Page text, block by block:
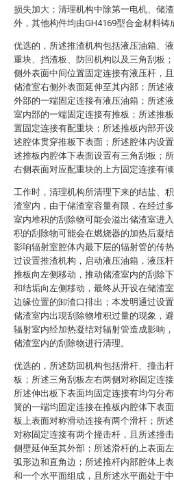
损失加大；清理机构中除第一电机、储
外，其他构件均由GH4169型合金材料铸
优选的，所述推渣机构包括液压油箱、
重块、挡渣板、防回机构以及三角刮板
侧外表面中间位置固定连接有液压杆，
储渣室右侧外表面延伸至其内部；所述
外部的一端固定连接有液压油箱；所述
室内部的一端固定连接有推板；所述推
置固定连接有配重块；所述推板内部开
述腔体贯穿推板下表面；所述腔体内设
述推板内腔体下表面设置有三角刮板；
右侧表面对应配重块的上方固定连接有倾
工作时，清理机构所清理下来的结盐、
渣室内，由于储渣室容量有限，在经过
室内堆积的刮除物可能会溢出储渣室进
积的刮除物可能会在燃烧器的加热后凝
影响辐射室腔体内最下层的辐射管的传
过设置推渣机构，启动液压油箱，液压
推板向左侧移动，推动储渣室内的刮除
和结垢向左侧移动，最终从开设在储渣
边缘位置的卸渣口排出；本发明通过设
储渣室内出现刮除物堆积过量的现象，
辐射室内经加热凝结对辐射管造成影响
储渣室内的刮除物进行清理。
优选的，所述防回机构包括滑杆、撞击
板；所述三角刮板左右两侧对称固定连
所述伸出板下表面均固定连接有均匀分
簧的一端均固定连接在推板内腔体下表
板上表面对称滑动连接有两个滑杆；所
对称固定连接有两个撞击杆，且所述撞
侧壁延伸至其外部；所述滑杆的上表面
弧形边和直角边；所述推杆内部腔体上
和一个水平面组成，且所述水平面处于中